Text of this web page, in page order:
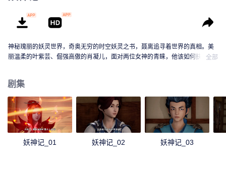
神秘瑰丽的妖灵世界，奇奥无穷的时空妖灵之书，聂离追寻着世界的真相。美
丽温柔的叶紫芸、倔强高傲的肖凝儿，面对两位女神的青睐，他该如何抉择？
全部
剧集
妖神记_01 妖神记_02 妖神记_03